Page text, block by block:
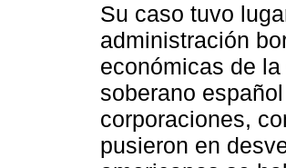
Su caso tuvo
administración
económicas de
soberano
corporaciones,
pusieron en